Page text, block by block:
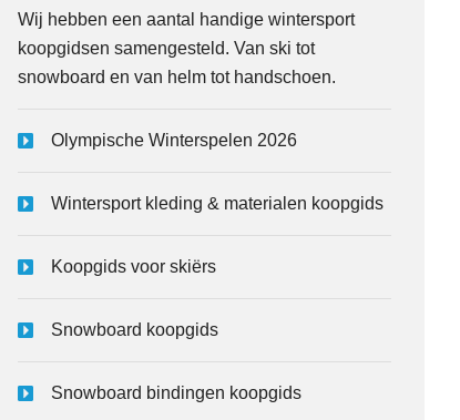
Wij hebben een aantal handige wintersport
koopgidsen samengesteld. Van ski tot
snowboard en van helm tot handschoen.
Olympische Winterspelen 2026
Wintersport kleding & materialen koopgids
Koopgids voor skiërs
Snowboard koopgids
Snowboard bindingen koopgids